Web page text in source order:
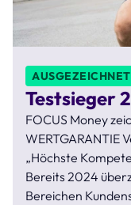
AUSGEZEICHNET
Testsieger
FOCUS Money
WERTGARANTIE
„Höchste
Bereits 2024
Bereichen